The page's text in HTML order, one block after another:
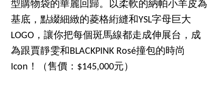
型購物袋的華麗回歸。以柔軟的納帕小羊皮為
基底，點綴細緻的菱格絎縫和YSL字母巨大
LOGO，讓你把每個斑馬線都走成伸展台，成
為跟賈靜雯和BLACKPINK Rosé撞包的時尚
Icon！（售價：$145,000元）